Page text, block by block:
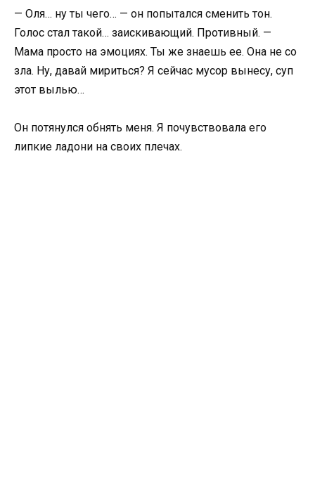
— Оля… ну ты чего… — он попытался сменить тон.
Голос стал такой… заискивающий. Противный. —
Мама просто на эмоциях. Ты же знаешь ее. Она не со
зла. Ну, давай мириться? Я сейчас мусор вынесу, суп
этот вылью…
Он потянулся обнять меня. Я почувствовала его
липкие ладони на своих плечах.